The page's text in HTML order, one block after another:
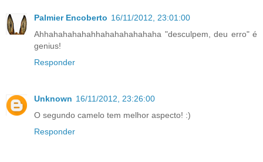
Palmier Encoberto 16/11/2012, 23:01:00
Ahhahahahahahhahahahahahaha "desculpem, deu erro" é
genius!
Responder
Unknown 16/11/2012, 23:26:00
O segundo camelo tem melhor aspecto! :)
Responder